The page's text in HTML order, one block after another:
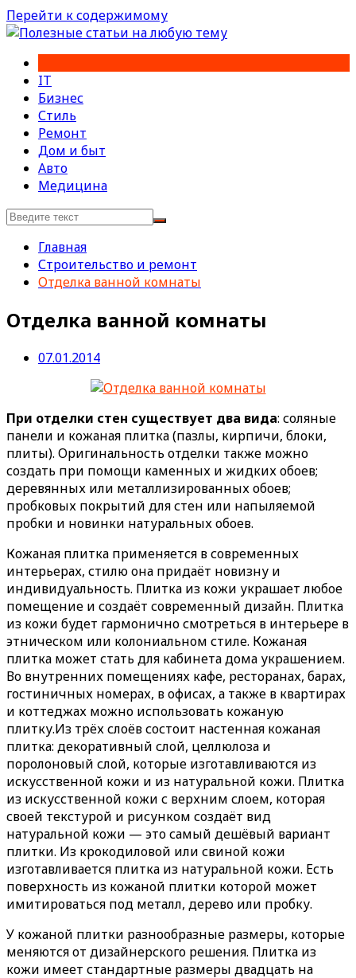
Перейти к содержимому
IT
Бизнес
Стиль
Ремонт
Дом и быт
Авто
Медицина
Главная
Строительство и ремонт
Отделка ванной комнаты
Отделка ванной комнаты
07.01.2014
При отделки стен существует два вида: соляные
панели и кожаная плитка (пазлы, кирпичи, блоки,
плиты). Оригинальность отделки также можно
создать при помощи каменных и жидких обоев;
деревянных или металлизированных обоев;
пробковых покрытий для стен или напыляемой
пробки и новинки натуральных обоев.
Кожаная плитка применяется в современных
интерьерах, стилю она придаёт новизну и
индивидуальность. Плитка из кожи украшает любое
помещение и создаёт современный дизайн. Плитка
из кожи будет гармонично смотреться в интерьере в
этническом или колониальном стиле. Кожаная
плитка может стать для кабинета дома украшением.
Во внутренних помещениях кафе, ресторанах, барах,
гостиничных номерах, в офисах, а также в квартирах
и коттеджах можно использовать кожаную
плитку.Из трёх слоёв состоит настенная кожаная
плитка: декоративный слой, целлюлоза и
поролоновый слой, которые изготавливаются из
искусственной кожи и из натуральной кожи. Плитка
из искусственной кожи с верхним слоем, которая
своей текстурой и рисунком создаёт вид
натуральной кожи — это самый дешёвый вариант
плитки. Из крокодиловой или свиной кожи
изготавливается плитка из натуральной кожи. Есть
поверхность из кожаной плитки которой может
имитироваться под металл, дерево или пробку.
У кожаной плитки разнообразные размеры, которые
меняются от дизайнерского решения. Плитка из
кожи имеет стандартные размеры двадцать на